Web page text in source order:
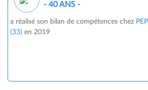
- 40 ANS -
a réalisé son bilan de compétences chez
(33) en 2019